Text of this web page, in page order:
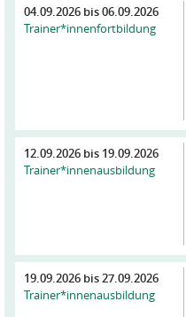
04.09.2026 bis06.09.2026
Trainer*innenfortbildung
12.09.2026 bis 19.09.2026
Trainer*innenausbildung
19.09.2026 bis27.09.2026
Trainer*innenausbildung